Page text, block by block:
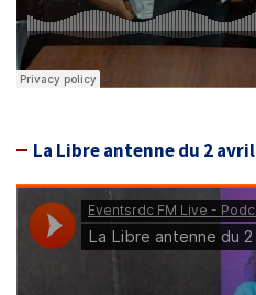
La Libre antenne du 2 avril